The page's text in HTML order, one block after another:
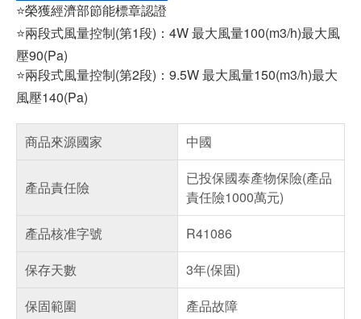
⭐榮獲經濟部節能標章認證
⭐兩段式風量控制(第1段)：4W 最大風量100(m3/h)最大風
壓90(Pa)
⭐兩段式風量控制(第2段)：9.5W 最大風量150(m3/h)最大
風壓140(Pa)
商品來源國家 中國
產品責任險
已投保國泰產物保險(產品
責任險1000萬元)
產品核准字號
R41086
保存天數
3年(保固)
保固範圍
產品故障